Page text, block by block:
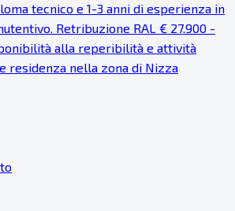
tecnico e 1-3 anni di esperienza in
Retribuzione RAL € 27.900 -
alla reperibilità e attività
residenza nella zona di Nizza